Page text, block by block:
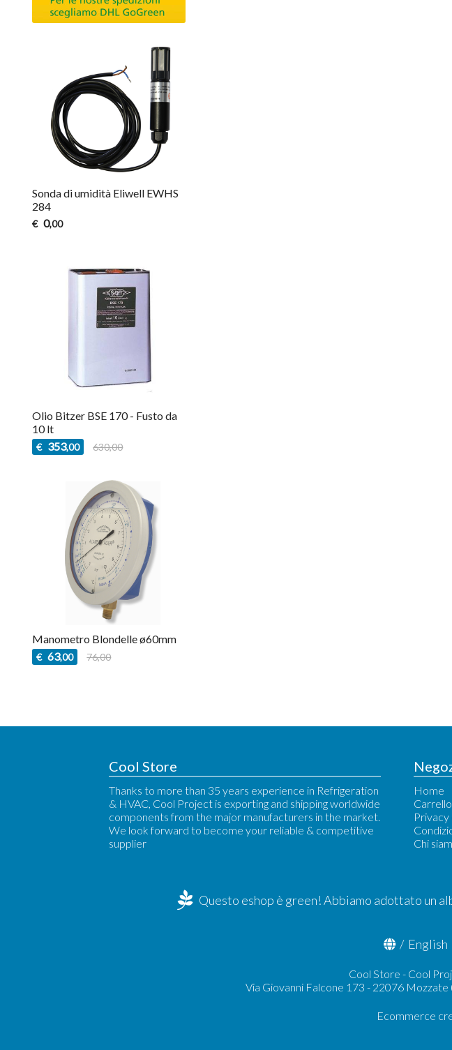
Sonda di umidità Eliwell EWHS
284
€ 0,00
Olio Bitzer BSE 170 - Fusto da
10 lt
€ 353,00 630,00
Manometro Blondelle ø60mm
€ 63,00 76,00
Cool Store
Thanks to more than 35 years experience in Refrigeration
& HVAC, Cool Project is exporting and shipping worldwide
components from the major manufacturers in the market.
We look forward to become your reliable & competitive
supplier
Home
Privacy
Chi
Questo eshop è green! Abbiamo adottato un
/ English
Cool Store - Cool
Via Giovanni Falcone 173 - 22076
Ecommerce